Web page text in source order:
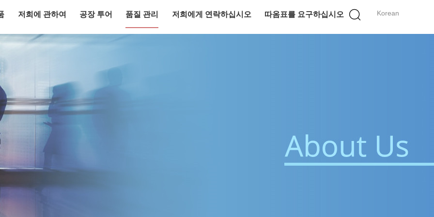
Korean
저희에 관하여 공장 투어 품질 관리 저희에게 연락하십시오 따옴표를 요구하십시오